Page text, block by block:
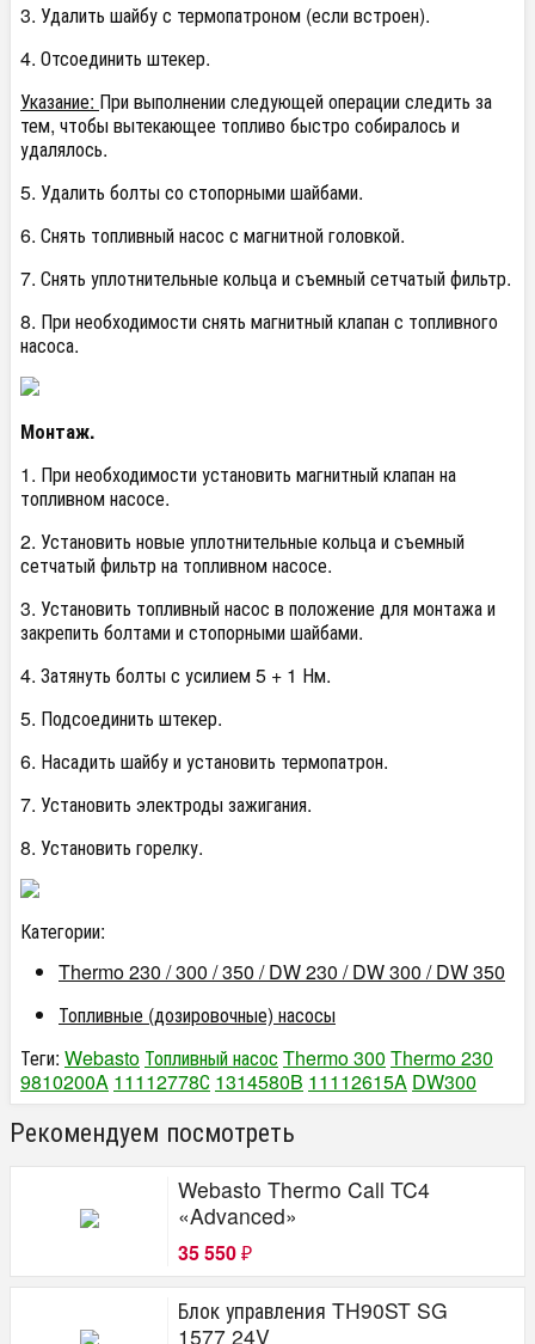
3. Удалить шайбу с термопатроном (если встроен).
4. Отсоединить штекер.
Указание: При выполнении следующей операции следить за
тем, чтобы вытекающее топливо быстро собиралось и
удалялось.
5. Удалить болты со стопорными шайбами.
6. Снять топливный насос с магнитной головкой.
7. Снять уплотнительные кольца и съемный сетчатый фильтр.
8. При необходимости снять магнитный клапан с топливного
насоса.
Монтаж.
1. При необходимости установить магнитный клапан на
топливном насосе.
2. Установить новые уплотнительные кольца и съемный
сетчатый фильтр на топливном насосе.
3. Установить топливный насос в положение для монтажа и
закрепить болтами и стопорными шайбами.
4. Затянуть болты с усилием 5 + 1 Нм.
5. Подсоединить штекер.
6. Насадить шайбу и установить термопатрон.
7. Установить электроды зажигания.
8. Установить горелку.
Категории:
Thermo 230 / 300 / 350 / DW 230 / DW 300 / DW 350
Топливные (дозировочные) насосы
Теги: Webasto Топливный насос Thermo 300 Thermo 230
9810200A 11112778С 1314580B 11112615A DW300
Рекомендуем посмотреть
Webasto Thermo Call TC4
«Advanced»
35 550 ₽
Блок управления TH90ST SG
1577 24V